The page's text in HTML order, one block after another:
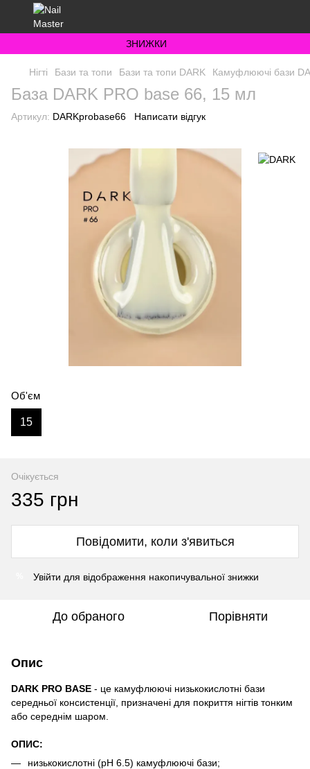
ЗНИЖКИ
Нігті Бази та топи Бази та топи DARK Камуфлюючі бази
База DARK PRO base 66, 15 мл
Артикул: DARKprobase66 Написати відгук
Об'єм
15
Очікується
335 грн
Повідомити, коли з'явиться
Увійти для відображення накопичувальної знижки
До обраного Порівняти
Опис
DARK PRO BASE - це камуфлюючі низькокислотні бази
середньої консистенції, призначені для покриття нігтів тонким
або середнім шаром.
ОПИС:
низькокислотні (pH 6.5) камуфлюючі бази;